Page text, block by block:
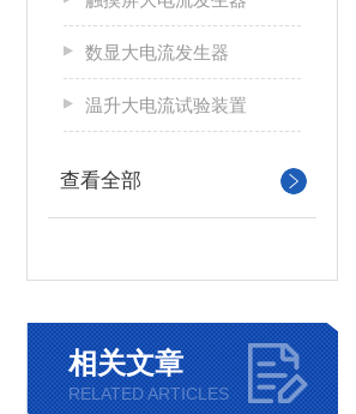
数显大电流发生器
温升大电流试验装置
查看全部
相关文章
RELATED ARTICLES